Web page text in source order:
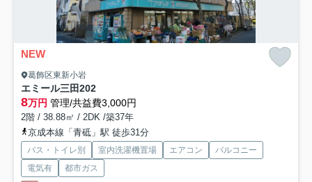
NEW
葛飾区東新小岩
エミール三田202
8万円 管理/共益費3,000円
2階 / 38.88㎡ / 2DK /築37年
京成本線「青砥」駅 徒歩31分
バス・トイレ別 室内洗濯機置場 エアコン
バルコニー
電気有
都市ガス